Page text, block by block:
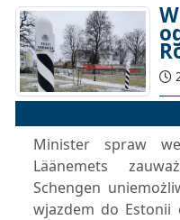
Minister spraw
Läänemets
Schengen
wjazdem do Estonii